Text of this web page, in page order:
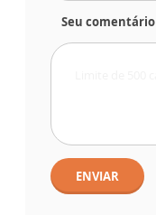
Seu comentário
ENVIAR